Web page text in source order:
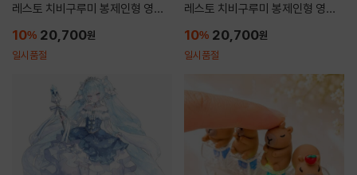
레스토 치비구루미 봉제인형 영혼
10% 20,700원
일시품절
레스토 치비구루미 봉제인형 영혼
10% 20,700원
일시품절